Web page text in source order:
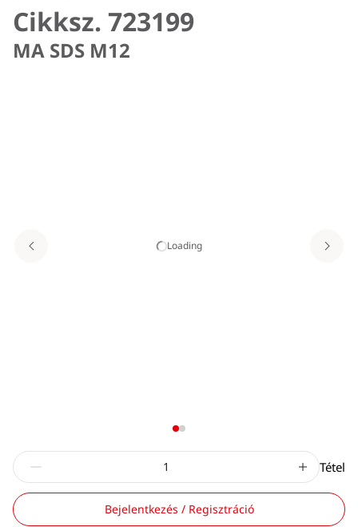
Cikksz. 723199
MA SDS M12
Loading
Tétel
Bejelentkezés / Regisztráció